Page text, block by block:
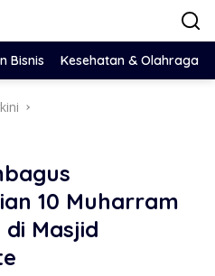
Bisnis Kesehatan & Olahraga
10 Muharram
di Masjid